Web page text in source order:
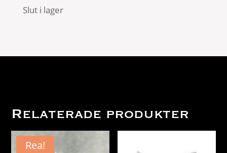
Slut i lager
Relaterade produkter
Rea!